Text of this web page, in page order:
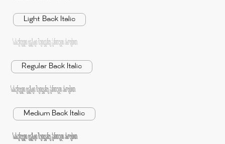
Light Back Italic
სასურველი ტექსტი შეიყვანე ქართული ასოებით
Regular Back Italic
სასურველი ტექსტი შეიყვანე ქართული ასოებით
Medium Back Italic
სასურველი ტექსტი შეიყვანე ქართული ასოებით